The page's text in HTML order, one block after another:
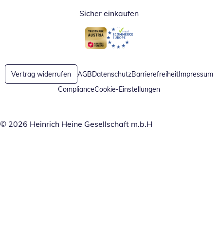
Sicher einkaufen
Öffnet in neuem Fenster
Öffnet in neuem Fenster
Vertrag widerrufen AGBDatenschutzBarrierefreiheitImpressum
ComplianceCookie-Einstellungen
© 2026 Heinrich Heine Gesellschaft m.b.H